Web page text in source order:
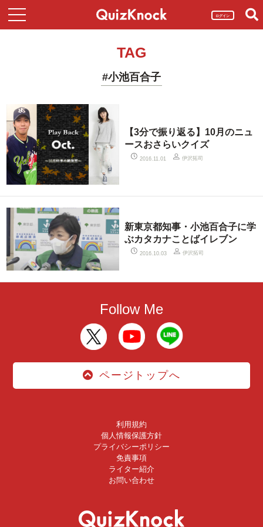
ログイン
TAG
#小池百合子
【3分で振り返る】10月のニュ
ースおさらいクイズ
2016.11.01 伊沢拓司
新東京都知事・小池百合子に学
ぶカタカナことばイレブン
2016.10.03 伊沢拓司
Follow Me
ページトップへ
利用規約
個人情報保護方針
プライバシーポリシー
免責事項
ライター紹介
お問い合わせ